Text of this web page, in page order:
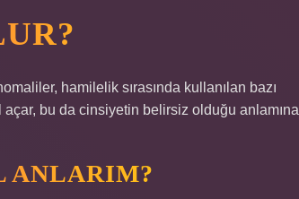
hamilelik sırasında kullanılan bazı
bu da cinsiyetin belirsiz olduğu anlamına
ANLARIM?